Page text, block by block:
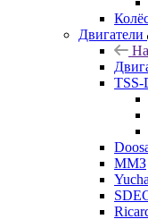
Двигатели
TSS-
ММЗ